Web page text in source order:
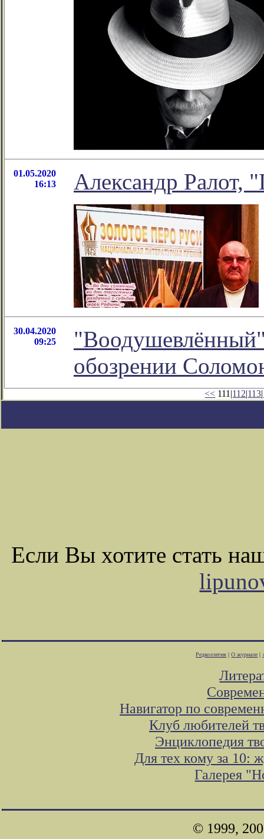
01.05.2020
16:13
Александр Ралот,
30.04.2020
09:25
обозрении
<< 111|112|113|
Если Вы хотите стать
Редколлегия |О журнале |
Навигатор по
Клуб любителей
Энциклопедия
Для тех кому за 10:
Галерея
© 1999,